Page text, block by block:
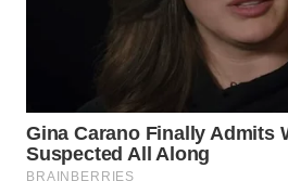
INFRASTRUKTUR
KONSUMEN
WAHANA